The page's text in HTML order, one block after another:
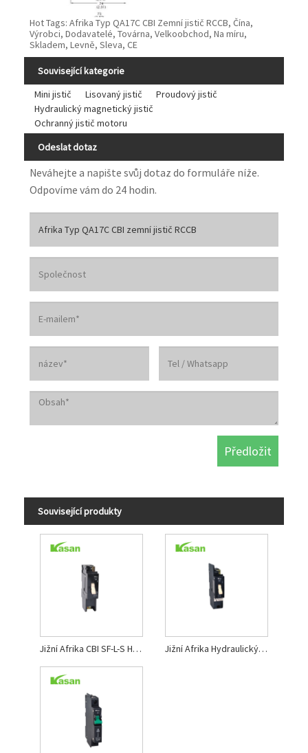
Hot Tags: Afrika Typ QA17C CBI Zemní jistič RCCB, Čína,
Výrobci, Dodavatelé, Továrna, Velkoobchod, Na míru,
Skladem, Levně, Sleva, CE
Související kategorie
Mini jistič
Lisovaný jistič
Proudový jistič
Hydraulický magnetický jistič
Ochranný jistič motoru
Odeslat dotaz
Neváhejte a napište svůj dotaz do formuláře níže.
Odpovíme vám do 24 hodin.
Související produkty
Jižní Afrika CBI SF-L-S Hydraulický magnetický obvodový jistič Jižní Afrika Hydraulický magnetický jistič CBI SF-L